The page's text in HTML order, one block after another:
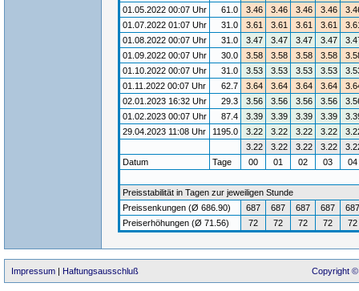
01.05.2022 00:07 Uhr
61.0 3.46 3.46 3.46 3.46
01.07.2022 01:07 Uhr
31.0 3.61 3.61 3.61 3.61
01.08.2022 00:07 Uhr
31.0 3.47 3.47 3.47 3.47
01.09.2022 00:07 Uhr
30.0 3.58 3.58 3.58 3.58
01.10.2022 00:07 Uhr
31.0 3.53 3.53 3.53 3.53
01.11.2022 00:07 Uhr
62.7 3.64 3.64 3.64 3.64
02.01.2023 16:32 Uhr
29.3 3.56 3.56 3.56 3.56
01.02.2023 00:07 Uhr
87.4 3.39 3.39 3.39 3.39
29.04.2023 11:08 Uhr
1195.0 3.22 3.22 3.22 3.22
3.22
3.22 3.22 3.22
Datum
Tage 00 01 02 03 04
Preisstabilität in Tagen zur jeweiligen Stunde
Preissenkungen (Ø 686.90)
687 687 687 687
687
Preiserhöhungen (Ø 71.56)
72 72 72 72 72
Impressum | Haftungsausschluß Copyright ©